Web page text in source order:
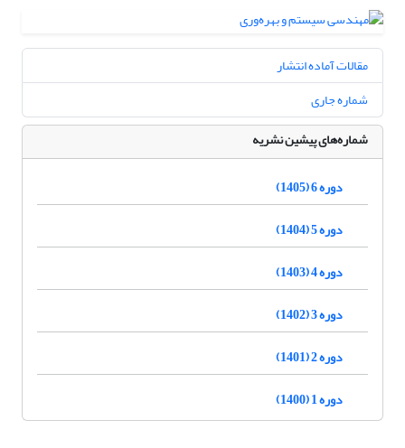
مقالات آماده انتشار
شماره جاری
شماره‌های پیشین نشریه
دوره 6 (1405)
دوره 5 (1404)
دوره 4 (1403)
دوره 3 (1402)
دوره 2 (1401)
دوره 1 (1400)